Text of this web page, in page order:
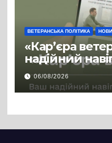
ВЕТЕРАНСЬКА ПОЛІТИКА
«Кар’єра
надійний
цивільній
06/08/2026